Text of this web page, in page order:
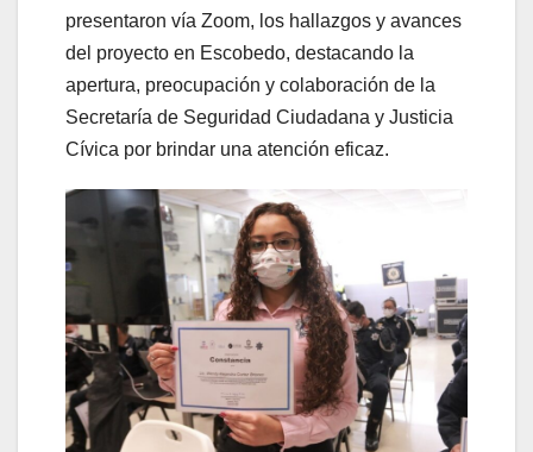
presentaron vía Zoom, los hallazgos y avances
del proyecto en Escobedo, destacando la
apertura, preocupación y colaboración de la
Secretaría de Seguridad Ciudadana y Justicia
Cívica por brindar una atención eficaz.